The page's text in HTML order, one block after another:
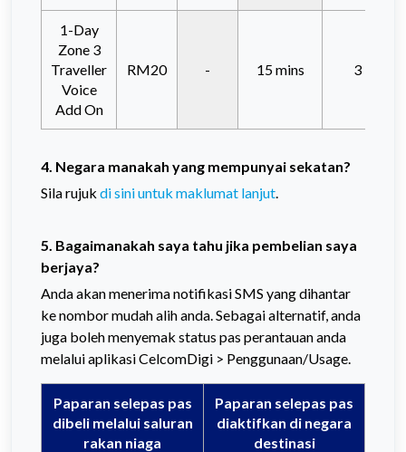
1-Day
Zone 3
Traveller
Voice
Add On
RM20 - 15 mins 3 Hari
4. Negara manakah yang mempunyai sekatan?
Sila rujuk di sini untuk maklumat lanjut.
5. Bagaimanakah saya tahu jika pembelian saya
berjaya?
Anda akan menerima notifikasi SMS yang dihantar
ke nombor mudah alih anda. Sebagai alternatif, anda
juga boleh menyemak status pas perantauan anda
melalui aplikasi CelcomDigi > Penggunaan/Usage.
Paparan selepas pas
dibeli melalui saluran
rakan niaga
Paparan selepas pas
diaktifkan di negara
destinasi